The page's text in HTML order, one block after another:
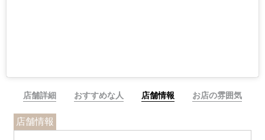
店舗詳細 おすすめな人 店舗情報 お店の雰囲気
店舗情報